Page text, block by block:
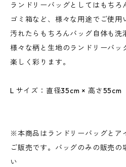
ランドリーバッグとしてはもちろ
ゴミ箱など、様々な用途でご使用
汚れたらもちろんバッグ自体も洗
様々な柄と生地のランドリーバッ
楽しく彩ります。
L サイズ：直径35cm × 高さ55cm
※本商品はランドリーバッグとア
ご販売です。バッグのみの販売の
い